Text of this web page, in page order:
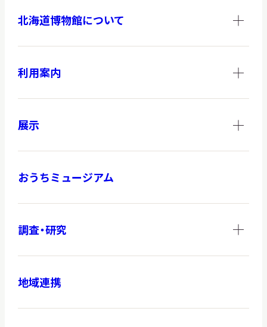
北海道博物館について
利用案内
展示
おうちミュージアム
調査・研究
地域連携